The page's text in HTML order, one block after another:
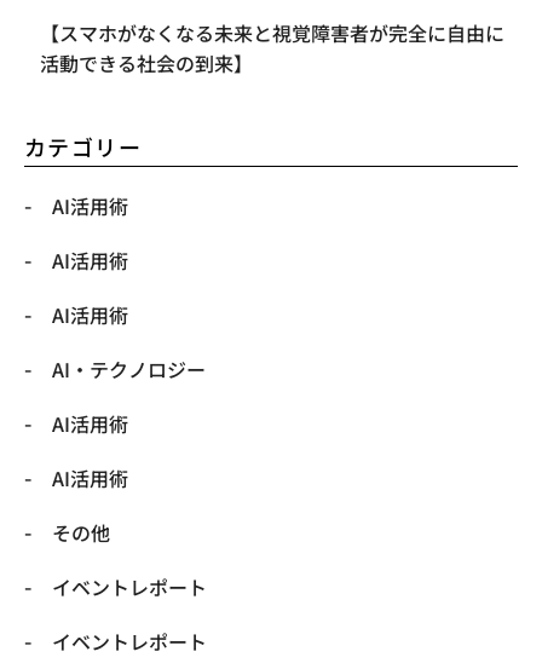
【スマホがなくなる未来と視覚障害者が完全に自由に
活動できる社会の到来】
カテゴリー
AI活用術
AI活用術
AI活用術
​AI・テクノロジー
​AI活用術
​AI活用術
​その他
​イベントレポート
​イベントレポート